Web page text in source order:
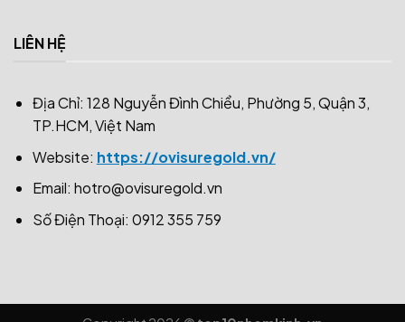
LIÊN HỆ
Địa Chỉ: 128 Nguyễn Đình Chiểu, Phường 5, Quận 3,
TP.HCM, Việt Nam
Website: https://ovisuregold.vn/
Email: hotro@ovisuregold.vn
Số Điện Thoại: 0912 355 759